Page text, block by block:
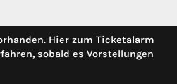
Hier zum Ticketalarm
sobald es Vorstellungen